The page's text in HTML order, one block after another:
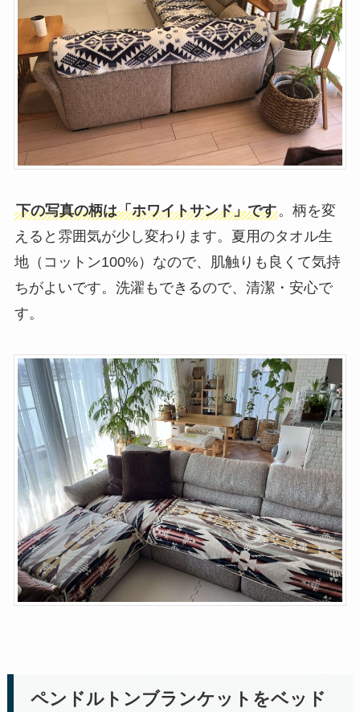
下の写真の柄は「ホワイトサンド」です。柄を変
えると雰囲気が少し変わります。夏用のタオル生
地（コットン100%）なので、肌触りも良くて気持
ちがよいです。洗濯もできるので、清潔・安心で
す。
ペンドルトンブランケットをベッド